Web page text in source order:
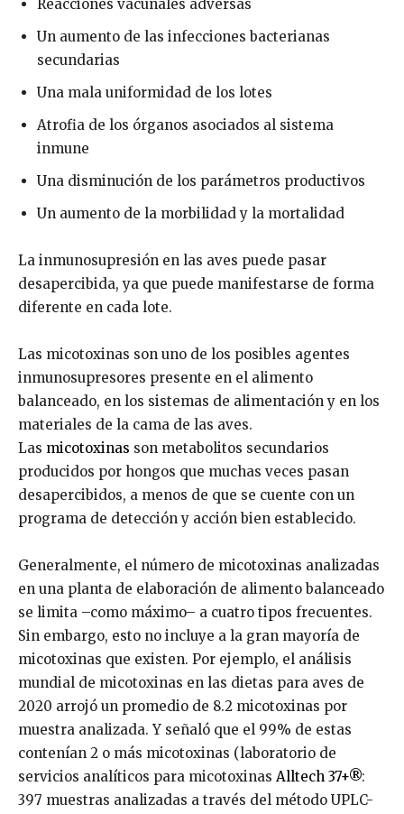
Reacciones vacunales adversas
Un aumento de las infecciones bacterianas
secundarias
Una mala uniformidad de los lotes
Atrofia de los órganos asociados al sistema
inmune
Una disminución de los parámetros productivos
Un aumento de la morbilidad y la mortalidad
La inmunosupresión en las aves puede pasar
desapercibida, ya que puede manifestarse de forma
diferente en cada lote.
Las micotoxinas son uno de los posibles agentes
inmunosupresores presente en el alimento
balanceado, en los sistemas de alimentación y en los
materiales de la cama de las aves.
Las micotoxinas son metabolitos secundarios
producidos por hongos que muchas veces pasan
desapercibidos, a menos de que se cuente con un
programa de detección y acción bien establecido.
Generalmente, el número de micotoxinas analizadas
en una planta de elaboración de alimento balanceado
se limita –como máximo– a cuatro tipos frecuentes.
Sin embargo, esto no incluye a la gran mayoría de
micotoxinas que existen. Por ejemplo, el análisis
mundial de micotoxinas en las dietas para aves de
2020 arrojó un promedio de 8.2 micotoxinas por
muestra analizada. Y señaló que el 99% de estas
contenían 2 o más micotoxinas (laboratorio de
servicios analíticos para micotoxinas Alltech 37+®:
397 muestras analizadas a través del método UPLC-